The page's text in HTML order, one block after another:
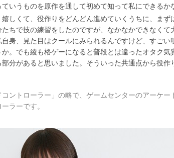
いうものを原作を通して初めて知って私にできる
しくて、役作りをどんどん進めていくうちに、ま
ちで技の練習をしたのですが、なかなかできなくて
身、見た目はクールにみられるんですけど、すご
。でも綾も格ゲーになると普段とは違ったオタク
分があると思いました。そういった共通点から役作
ントローラー」の略で、ゲームセンターのアーケ
ラーです。